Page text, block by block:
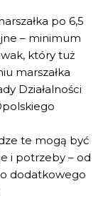
po 6,5
– minimum
który tuż
marszałka
Działalności
te mogą być
i potrzeby – od
dodatkowego